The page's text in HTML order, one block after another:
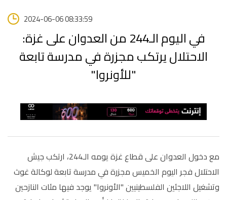
2024-06-06 08:33:59
في اليوم الـ244 من العدوان على غزة:
الاحتلال يرتكب مجزرة في مدرسة تابعة
"للأونروا"
مع دخول العدوان على قطاع غزة يومه الـ244، ارتكب جيش
الاحتلال فجر اليوم الخميس مجزرة في مدرسة تابعة لوكالة غوث
وتشغيل اللاجئين الفلسطينيين "الأونروا" يوجد فيها مئات النازحين